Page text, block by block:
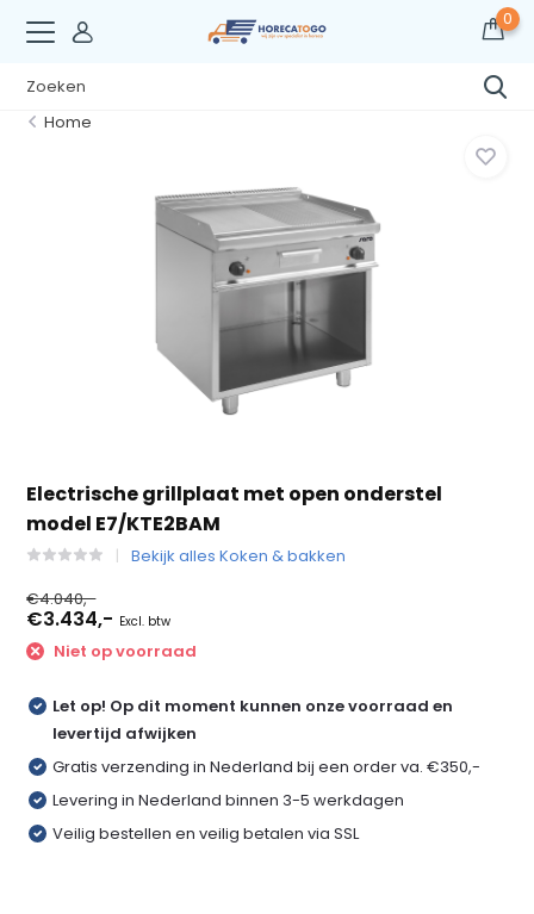
0
Home
Electrische grillplaat met open onderstel
model E7/KTE2BAM
Bekijk alles Koken & bakken
€4.040,-
€3.434,- Excl. btw
Niet op voorraad
Let op! Op dit moment kunnen onze voorraad en
levertijd afwijken
Gratis verzending in Nederland bij een order va. €350,-
Levering in Nederland binnen 3-5 werkdagen
Veilig bestellen en veilig betalen via SSL